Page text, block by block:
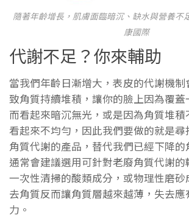
隨著年齡增長，肌膚面臨暗沉、缺水與營養不
康國際
代謝不足？你來輔助
當我們年齡日漸增大，表皮的代謝機
致角質持續堆積，讓你的臉上因為覆蓋
而看起來暗沉無光，或是因為角質堆
看起來不均勻，因此我們要做的就是
角質代謝的產品，替代我們已經下降的
通常會建議選用可針對老廢角質代謝
一次性清掃的酸類成分，或物理性磨
去角質反而讓角質層越來越薄，失去
力。